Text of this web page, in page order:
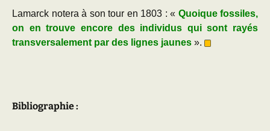
Lamarck notera à son tour en 1803 : « Quoique fossiles,
on en trouve encore des individus qui sont rayés
transversalement par des lignes jaunes ».
Bibliographie :